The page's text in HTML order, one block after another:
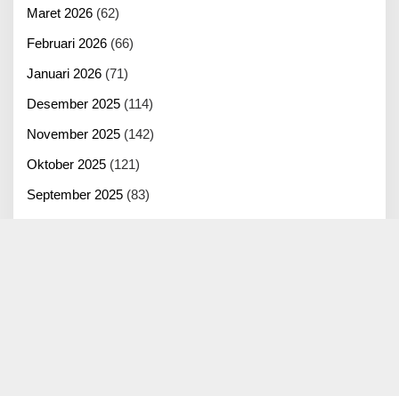
Maret 2026 (62)
Februari 2026 (66)
Januari 2026 (71)
Desember 2025 (114)
November 2025 (142)
Oktober 2025 (121)
September 2025 (83)